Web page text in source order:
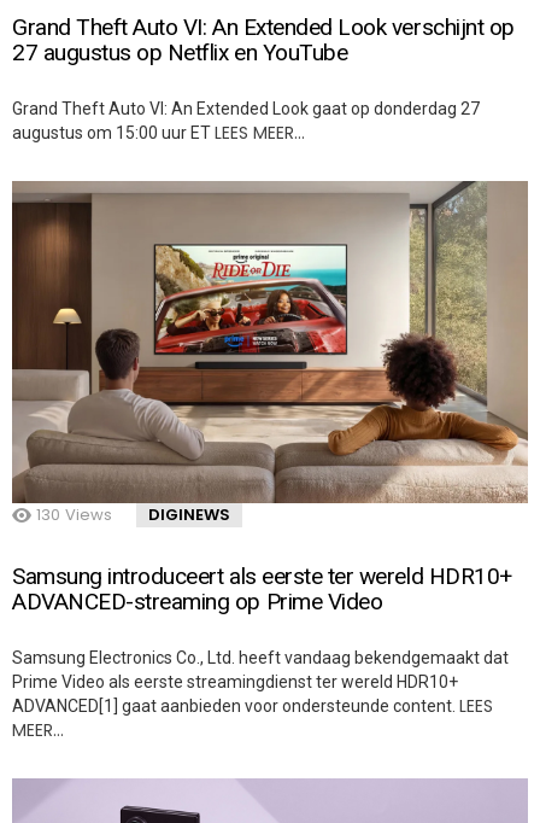
Grand Theft Auto VI: An Extended Look verschijnt op
27 augustus op Netflix en YouTube
Grand Theft Auto VI: An Extended Look gaat op donderdag 27
augustus om 15:00 uur ETLEES MEER…
130 Views DIGINEWS
Samsung introduceert als eerste ter wereld HDR10+
ADVANCED-streaming op Prime Video
Samsung Electronics Co., Ltd. heeft vandaag bekendgemaakt dat
Prime Video als eerste streamingdienst ter wereld HDR10+
ADVANCED[1] gaat aanbieden voor ondersteunde content. LEES
MEER…